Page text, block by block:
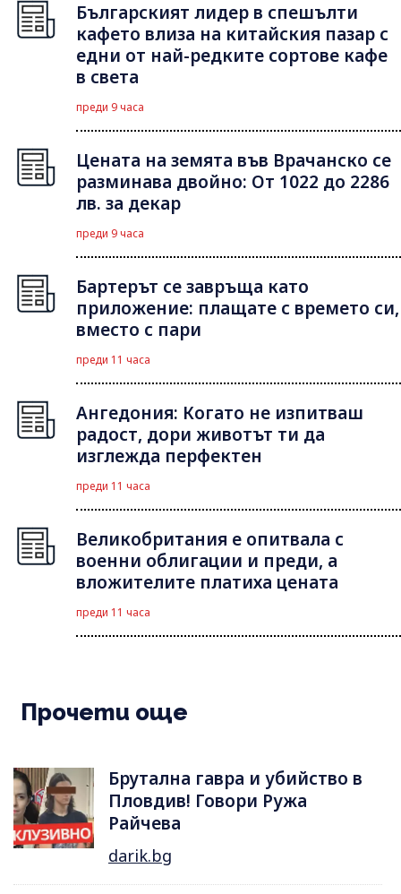
Българският лидер в спешълти
кафето влиза на китайския пазар с
едни от най-редките сортове кафе
в света
преди 9 часа
Цената на земята във Врачанско се
разминава двойно: От 1022 до 2286
лв. за декар
преди 9 часа
Бартерът се завръща като
приложение: плащате с времето си,
вместо с пари
преди 11 часа
Ангедония: Когато не изпитваш
радост, дори животът ти да
изглежда перфектен
преди 11 часа
Великобритания е опитвала с
военни облигации и преди, а
вложителите платиха цената
преди 11 часа
Прочети още
Брутална гавра и убийство в
Пловдив! Говори Ружа
Райчева
darik.bg